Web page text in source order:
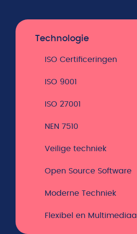
Technologie
ISO Certificeringen
ISO 9001
ISO 27001
NEN 7510
Veilige techniek
Open Source Software
Moderne Techniek
Flexibel en Multimediaal